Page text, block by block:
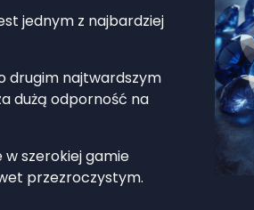
jednym z najbardziej
drugim najtwardszym
dużą odporność na
w szerokiej gamie
przezroczystym.